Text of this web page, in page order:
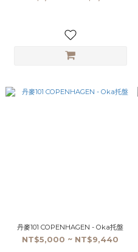
丹麥101 COPENHAGEN - Oka托盤
NT$5,000 ~ NT$9,440